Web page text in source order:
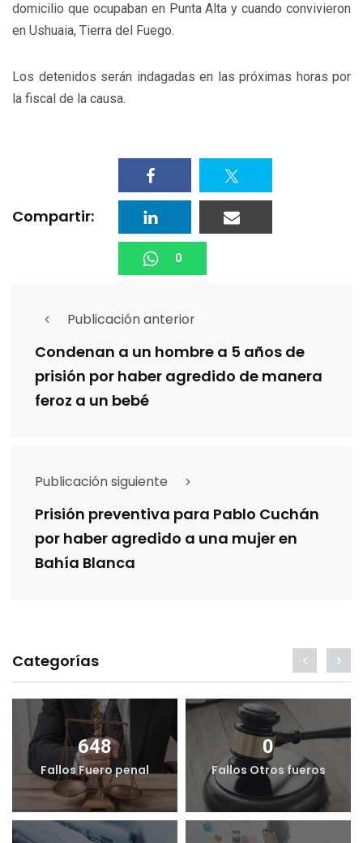
domicilio que ocupaban en Punta Alta y cuando convivieron
en Ushuaia, Tierra del Fuego.
Los detenidos serán indagadas en las próximas horas por
la fiscal de la causa.
Compartir:
0
Publicación anterior
Condenan a un hombre a 5 años de
prisión por haber agredido de manera
feroz a un bebé
Publicación siguiente
Prisión preventiva para Pablo Cuchán
por haber agredido a una mujer en
Bahía Blanca
Categorías
648
Fallos Fuero penal
0
Fallos Otros fueros